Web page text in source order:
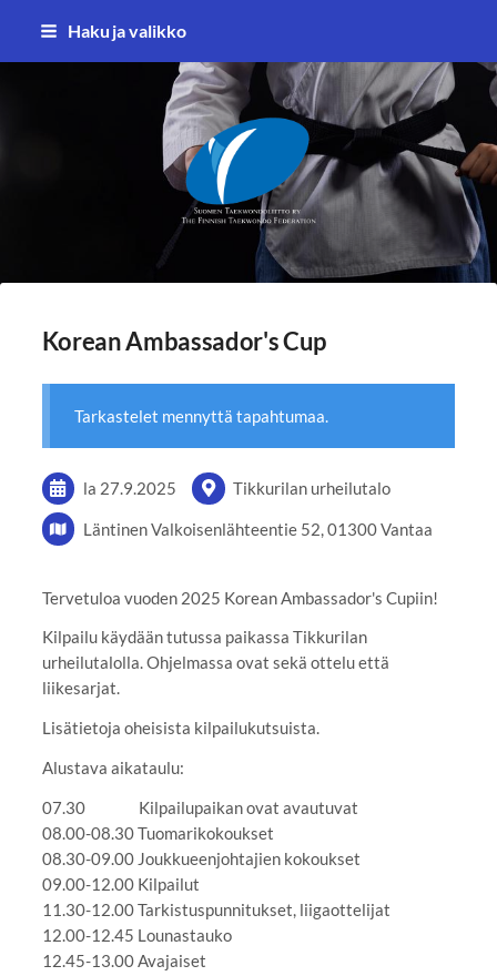
Siirry
Haku ja valikko
Suomen Taekwondoliitto ry
Korean Ambassador's Cup
Tarkastelet mennyttä tapahtumaa.
la 27.9.2025 Tikkurilan urheilutalo
Läntinen Valkoisenlähteentie 52, 01300 Vantaa
Tervetuloa vuoden 2025 Korean Ambassador's Cupiin!
Kilpailu käydään tutussa paikassa Tikkurilan
urheilutalolla. Ohjelmassa ovat sekä ottelu että
liikesarjat.
Lisätietoja oheisista kilpailukutsuista.
Alustava aikataulu:
07.30 Kilpailupaikan ovat avautuvat
08.00-08.30 Tuomarikokoukset
08.30-09.00 Joukkueenjohtajien kokoukset
09.00-12.00 Kilpailut
11.30-12.00 Tarkistuspunnitukset, liigaottelijat
12.00-12.45 Lounastauko
12.45-13.00 Avajaiset